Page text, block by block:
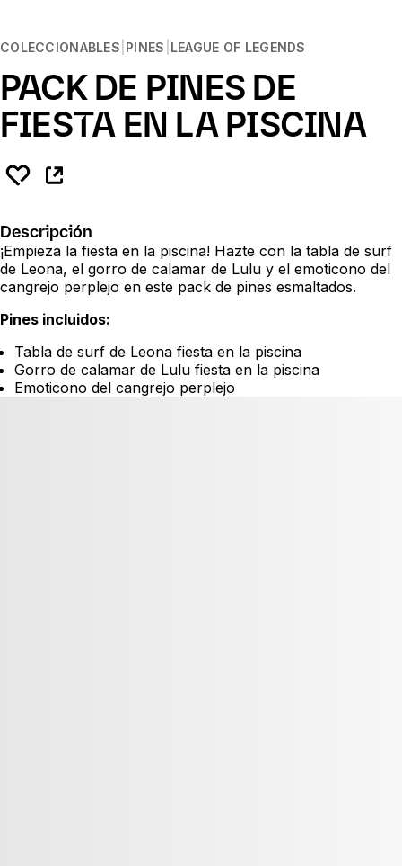
COLECCIONABLES PINES LEAGUE OF LEGENDS
PACK DE PINES DE
FIESTA EN LA PISCINA
Descripción
¡Empieza la fiesta en la piscina! Hazte con la tabla de surf
de Leona, el gorro de calamar de Lulu y el emoticono del
cangrejo perplejo en este pack de pines esmaltados.
Pines incluidos:
Tabla de surf de Leona fiesta en la piscina
Gorro de calamar de Lulu fiesta en la piscina
Emoticono del cangrejo perplejo